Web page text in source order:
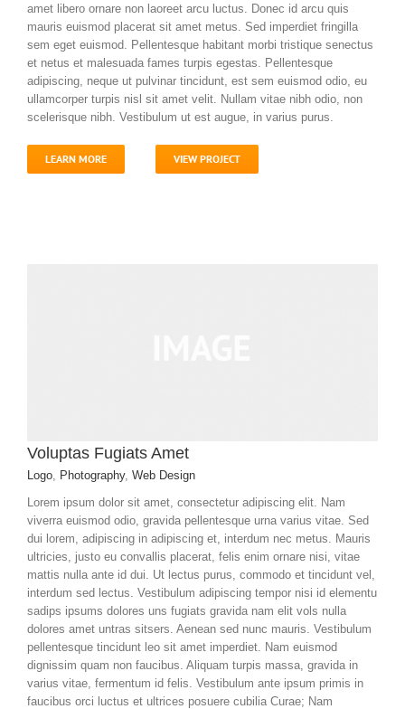
amet libero ornare non laoreet arcu luctus. Donec id arcu quis
mauris euismod placerat sit amet metus. Sed imperdiet fringilla
sem eget euismod. Pellentesque habitant morbi tristique senectus
et netus et malesuada fames turpis egestas. Pellentesque
adipiscing, neque ut pulvinar tincidunt, est sem euismod odio, eu
ullamcorper turpis nisl sit amet velit. Nullam vitae nibh odio, non
scelerisque nibh. Vestibulum ut est augue, in varius purus.
LEARN MORE VIEW PROJECT
Voluptas Fugiats Amet
Logo Photography, Web Design
Lorem ipsum dolor sit amet, consectetur adipiscing elit. Nam
viverra euismod odio, gravida pellentesque urna varius vitae. Sed
dui lorem, adipiscing in adipiscing et, interdum nec metus. Mauris
ultricies, justo eu convallis placerat, felis enim ornare nisi, vitae
mattis nulla ante id dui. Ut lectus purus, commodo et tincidunt vel,
interdum sed lectus. Vestibulum adipiscing tempor nisi id elementu
sadips ipsums dolores uns fugiats gravida nam elit vols nulla
dolores amet untras sitsers. Aenean sed nunc mauris. Vestibulum
pellentesque tincidunt leo sit amet imperdiet. Nam euismod
dignissim quam non faucibus. Aliquam turpis massa, gravida in
varius vitae, fermentum id felis. Vestibulum ante ipsum primis in
faucibus orci luctus et ultrices posuere cubilia Curae; Nam